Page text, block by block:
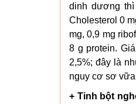
dinh dương
Cholesterol 0
mg, 0,9 mg
8 g protein.
2,5%; đây là
nguy cơ sơ
+ Tinh bột